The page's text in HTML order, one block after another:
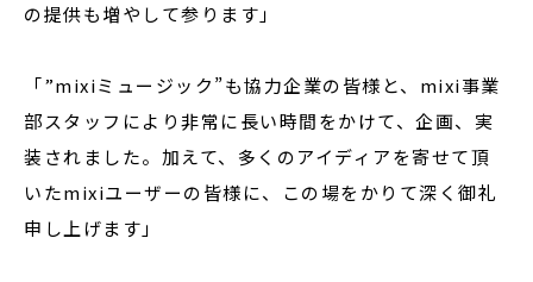
の提供も増やして参ります」
「”mixiミュージック”も協力企業の皆様と、mixi事業
部スタッフにより非常に長い時間をかけて、企画、実
装されました。加えて、多くのアイディアを寄せて頂
いたmixiユーザーの皆様に、この場をかりて深く御礼
申し上げます」